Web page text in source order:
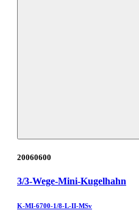
20060600
3/3-Wege-Mini-Kugelhahn
K-MI-6700-1/8-L-II-MSv